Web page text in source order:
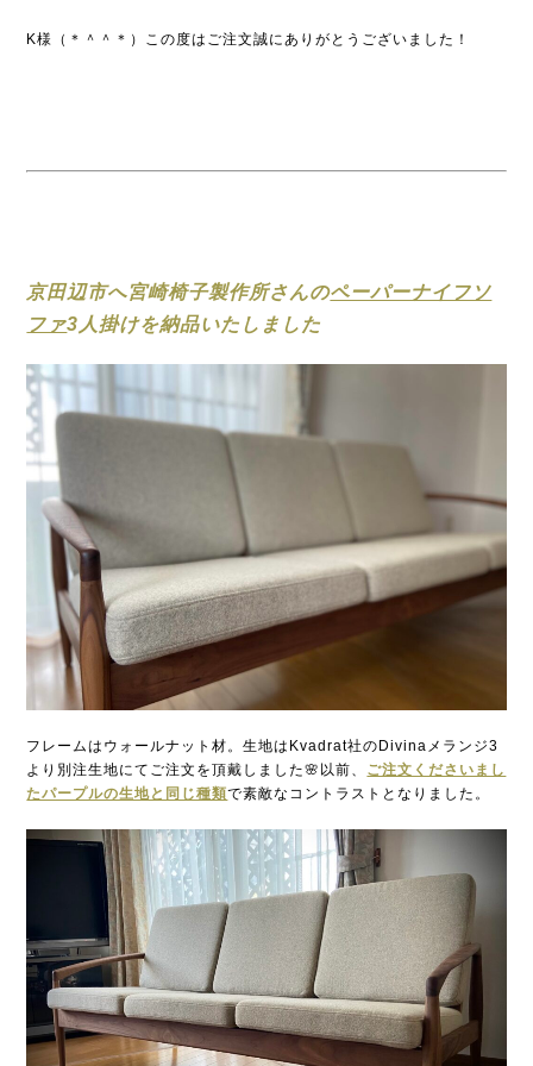
K様（＊＾＾＊）この度はご注文誠にありがとうございました！
京田辺市へ宮崎椅子製作所さんのペーパーナイフソ
ファ3人掛けを納品いたしました
フレームはウォールナット材。生地はKvadrat社のDivinaメランジ3
より別注生地にてご注文を頂戴しました🌸以前、 ご注文くださいまし
たパープルの生地と同じ種類で素敵なコントラストとなりました。